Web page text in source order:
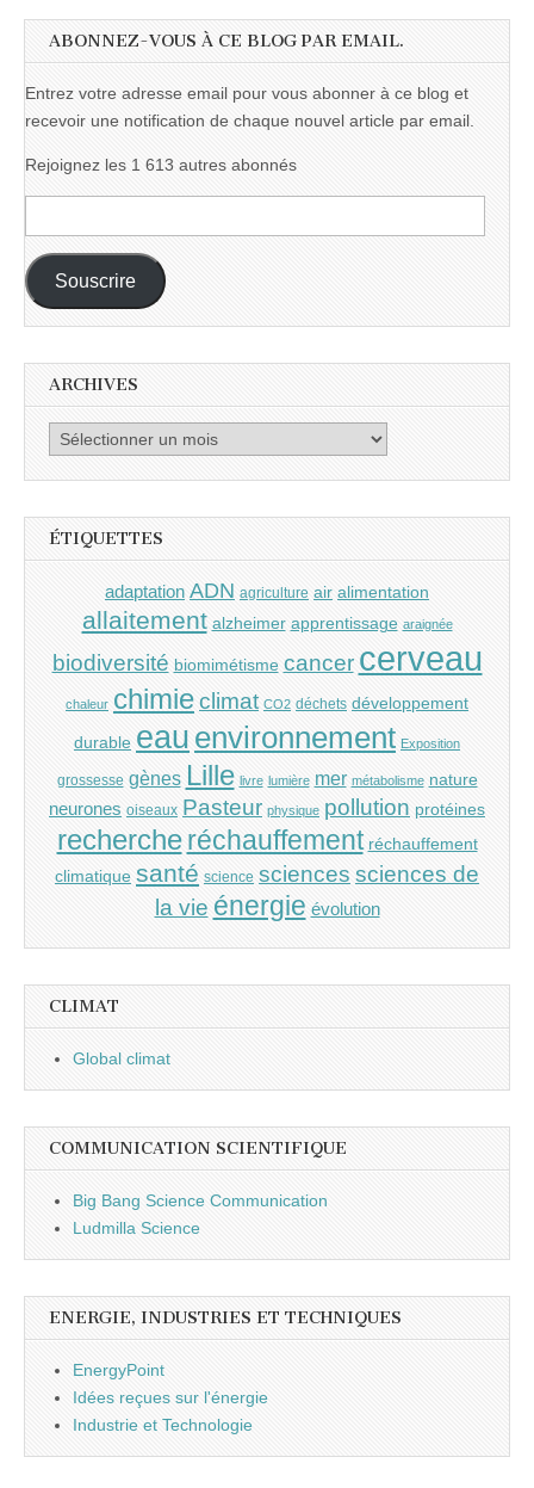
ABONNEZ-VOUS À CE BLOG PAR EMAIL.
Entrez votre adresse email pour vous abonner à ce blog et
recevoir une notification de chaque nouvel article par email.
Rejoignez les 1 613 autres abonnés
e-
mail :
Souscrire
ARCHIVES
Archives
ÉTIQUETTES
adaptation ADN agriculture air alimentation
allaitement alzheimer apprentissage araignée
biodiversité biomimétisme cancer cerveau
chaleur chimieclimat CO2 déchets développement
durable eau environnement Exposition
grossesse gènes Lille livre lumière mer métabolisme nature
neurones oiseaux Pasteur physique pollution protéines
recherche réchauffement réchauffement
climatique santé science sciences sciences de
la vie énergie évolution
CLIMAT
Global climat
COMMUNICATION SCIENTIFIQUE
Big Bang Science Communication
Ludmilla Science
ENERGIE, INDUSTRIES ET TECHNIQUES
EnergyPoint
Idées reçues sur l'énergie
Industrie et Technologie